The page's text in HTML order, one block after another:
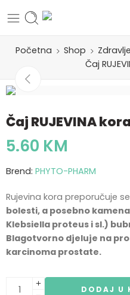
Početna Shop
Čaj
Čaj RUJEVINA
5.60 KM
Brend: PHYTO-PHARM
Rujevina kora preporučuje
bolesti, a posebno
Klebsiella proteus i sl.)
Blagotvorno djeluje na
karcinoma prostate.
DODAJ U